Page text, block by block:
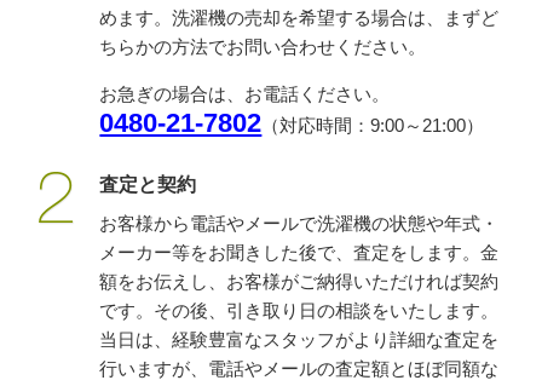
めます。洗濯機の売却を希望する場合は、まずど
ちらかの方法でお問い合わせください。
お急ぎの場合は、お電話ください。
0480-21-7802 （対応時間：9:00～21:00）
査定と契約
お客様から電話やメールで洗濯機の状態や年式・
メーカー等をお聞きした後で、査定をします。金
額をお伝えし、お客様がご納得いただければ契約
です。その後、引き取り日の相談をいたします。
当日は、経験豊富なスタッフがより詳細な査定を
行いますが、電話やメールの査定額とほぼ同額な